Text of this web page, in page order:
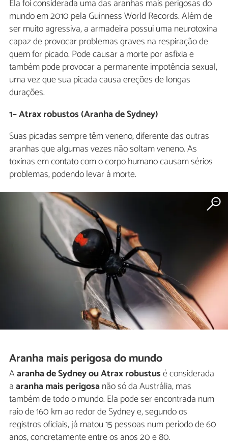
Ela foi considerada uma das aranhas mais perigosas do
mundo em 2010 pela Guinness World Records. Além de
ser muito agressiva, a armadeira possui uma neurotoxina
capaz de provocar problemas graves na respiração de
quem for picado. Pode causar a morte por asfixia e
também pode provocar a permanente impotência sexual,
uma vez que sua picada causa ereções de longas
durações.
1– Atrax robustos (Aranha de Sydney)
Suas picadas sempre têm veneno, diferente das outras
aranhas que algumas vezes não soltam veneno. As
toxinas em contato com o corpo humano causam sérios
problemas, podendo levar à morte.
Aranha mais perigosa do mundo
Aaranha de Sydney ou Atrax robustusé considerada
aaranha mais perigosanão só da Austrália, mas
também de todo o mundo. Ela pode ser encontrada num
raio de 160 km ao redor de Sydney e, segundo os
registros oficiais, já matou 15 pessoas num período de 60
anos, concretamente entre os anos 20 e 80.